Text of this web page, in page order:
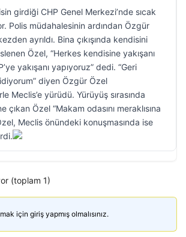
girdiği CHP Genel Merkezi’nde sıcak
Polis müdahalesinin ardından Özgür
ayrıldı. Bina çıkışında kendisini
Özel, “Herkes kendisine yakışanı
yakışanı yapıyoruz” dedi. “Geri
diyen Özgür Özel
Meclis’e yürüdü. Yürüyüş sırasında
çıkan Özel “Makam odasını meraklısına
Meclis önündeki konuşmasında ise
(toplam 1)
için giriş yapmış olmalısınız.